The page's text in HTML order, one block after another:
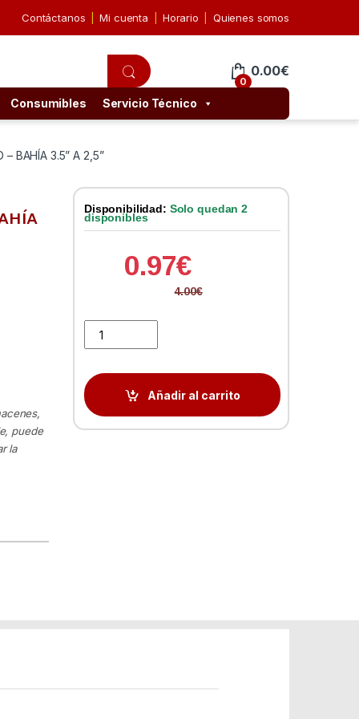
Contáctanos Mi cuenta Horario Quienes somos
0
0.00€
Consumibles Servicio Técnico
BAHÍA 3.5” A 2,5”
puede
la
Disponibilidad: Solo quedan 2
disponibles
0.97€
4.00€
Añadir al carrito